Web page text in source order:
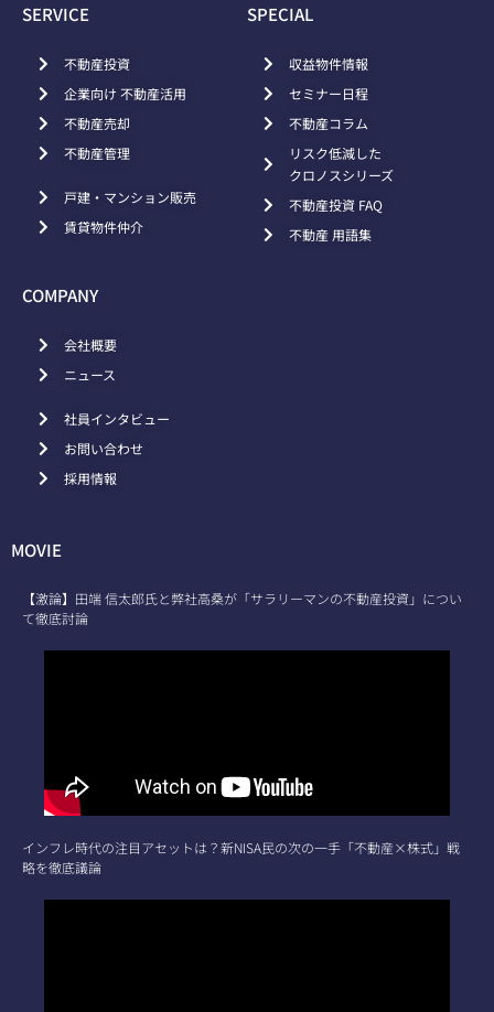
SERVICE
不動産投資
企業向け 不動産活用
不動産売却
不動産管理
戸建・マンション販売
賃貸物件仲介
SPECIAL
収益物件情報
セミナー日程
不動産コラム
リスク低減した
クロノスシリーズ
不動産投資 FAQ
不動産 用語集
COMPANY
会社概要
ニュース
社員インタビュー
お問い合わせ
採用情報
MOVIE
【激論】田端 信太郎氏と弊社高桑が「サラリーマンの不動産投資」につい
て徹底討論
インフレ時代の注目アセットは？新NISA民の次の一手「不動産×株式」戦
略を徹底議論